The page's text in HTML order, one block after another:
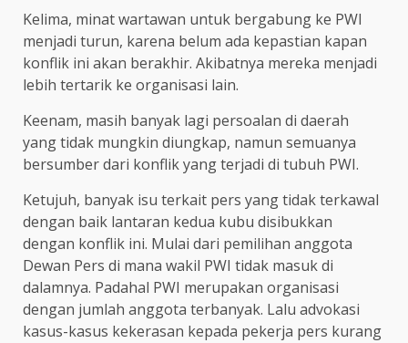
Kelima, minat wartawan untuk bergabung ke PWI
menjadi turun, karena belum ada kepastian kapan
konflik ini akan berakhir. Akibatnya mereka menjadi
lebih tertarik ke organisasi lain.
Keenam, masih banyak lagi persoalan di daerah
yang tidak mungkin diungkap, namun semuanya
bersumber dari konflik yang terjadi di tubuh PWI.
Ketujuh, banyak isu terkait pers yang tidak terkawal
dengan baik lantaran kedua kubu disibukkan
dengan konflik ini. Mulai dari pemilihan anggota
Dewan Pers di mana wakil PWI tidak masuk di
dalamnya. Padahal PWI merupakan organisasi
dengan jumlah anggota terbanyak. Lalu advokasi
kasus-kasus kekerasan kepada pekerja pers kurang